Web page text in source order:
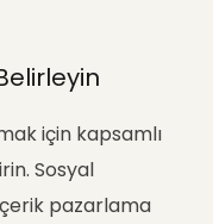
için kapsamlı
Sosyal
pazarlama